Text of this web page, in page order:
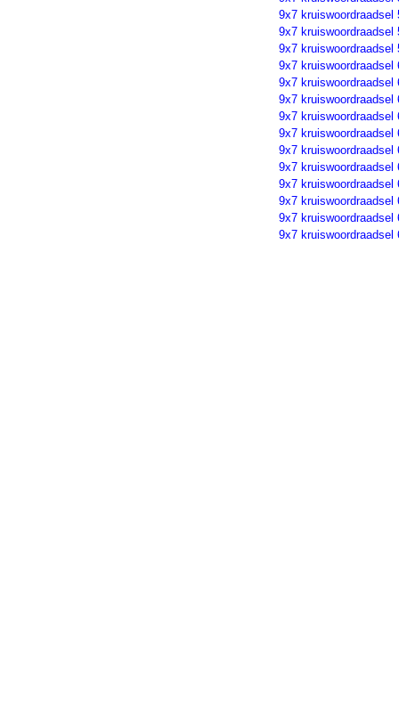
9x7 kruiswoordraadsel
9x7 kruiswoordraadsel
9x7 kruiswoordraadsel
9x7 kruiswoordraadsel
9x7 kruiswoordraadsel
9x7 kruiswoordraadsel
9x7 kruiswoordraadsel
9x7 kruiswoordraadsel
9x7 kruiswoordraadsel
9x7 kruiswoordraadsel
9x7 kruiswoordraadsel
9x7 kruiswoordraadsel
9x7 kruiswoordraadsel
9x7 kruiswoordraadsel